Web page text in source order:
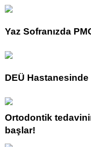
Yaz Sofranızda
DEÜ
Ortodontik
başlar!